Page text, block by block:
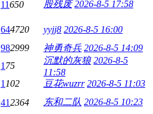
11650 股残废 2026-8-5 17:58
644720 yyjj8 2026-8-5 16:00
982999 神勇奇兵 2026-8-5 14:09
1 75
沉默的灰狼 2026-8-5
11:58
1 102 豆花wuzrr 2026-8-5 11:03
412364 东和二队 2026-8-5 10:23